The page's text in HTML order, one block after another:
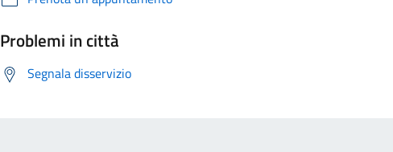
Problemi in città
Segnala disservizio